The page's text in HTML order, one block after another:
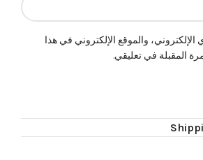
والموقع الإلكتروني في هذا
المقبلة في تعليقي.